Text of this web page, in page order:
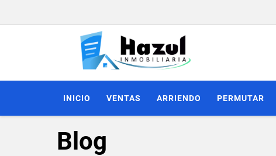
INICIO VENTAS ARRIENDO PERMUTAR
Blog